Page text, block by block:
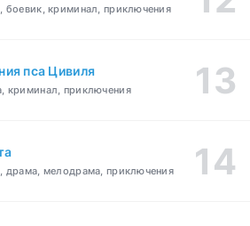
боевик, криминал, приключения
пса Цивиля
криминал, приключения
драма, мелодрама, приключения